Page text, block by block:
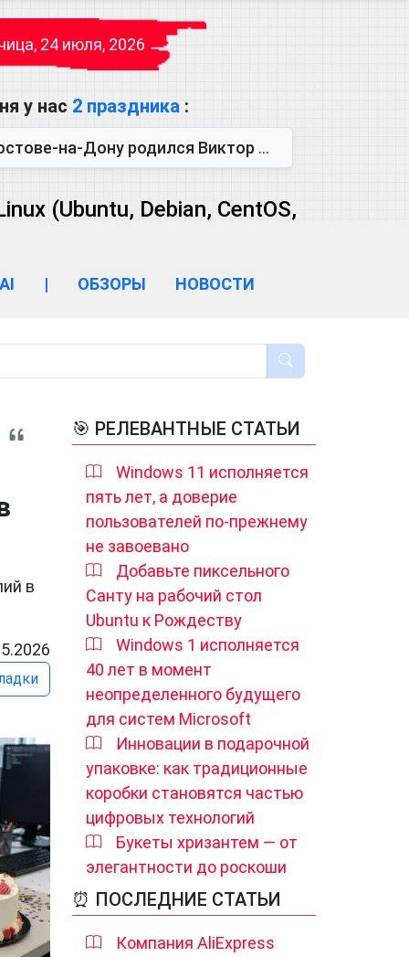
24 июля, 2026
у нас 2 праздника :
Виктор Михайлович Глушков. Под руководством Виктора Михайло...
(Ubuntu, Debian, CentOS,
AI | ОБЗОРЫ НОВОСТИ
в
🎯 РЕЛЕВАНТНЫЕ СТАТЬИ
Windows 11 исполняется
пять лет, а доверие
пользователей по-прежнему
не завоевано
Добавьте пиксельного
Санту на рабочий стол
Ubuntu к Рождеству
Windows 1 исполняется
40 лет в момент
неопределенного будущего
для систем Microsoft
Инновации в подарочной
упаковке: как традиционные
коробки становятся частью
цифровых технологий
Букеты хризантем — от
элегантности до роскоши
⏰ ПОСЛЕДНИЕ СТАТЬИ
Компания AliExpress